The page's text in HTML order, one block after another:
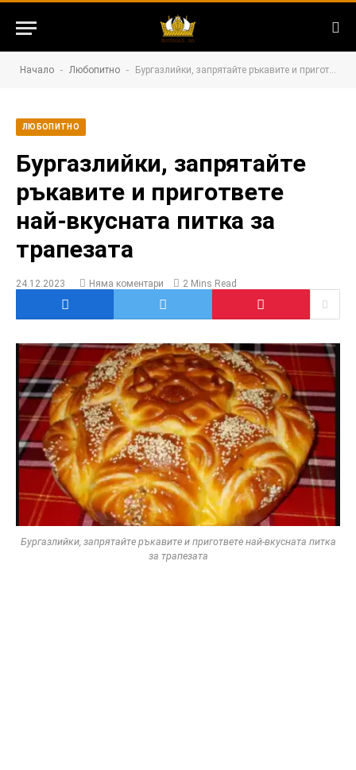
Начало - Любопитно - Бургазлийки, запрятайте ръкавите и пригответе най-вкусната питка за трапезата
ЛЮБОПИТНО
Бургазлийки, запрятайте
ръкавите и пригответе
най-вкусната питка за
трапезата
24.12.2023 Няма коментари 2 Mins Read
Бургазлийки, запрятайте ръкавите и пригответе най-вкусната питка
за трапезата